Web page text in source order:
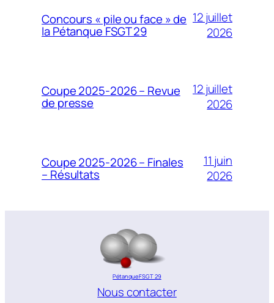
Concours « pile ou face » de
la Pétanque FSGT 29
12 juillet
2026
Coupe 2025-2026 – Revue
de presse
12 juillet
2026
Coupe 2025-2026 – Finales
– Résultats
11 juin
2026
Pétanque FSGT 29
Nous contacter